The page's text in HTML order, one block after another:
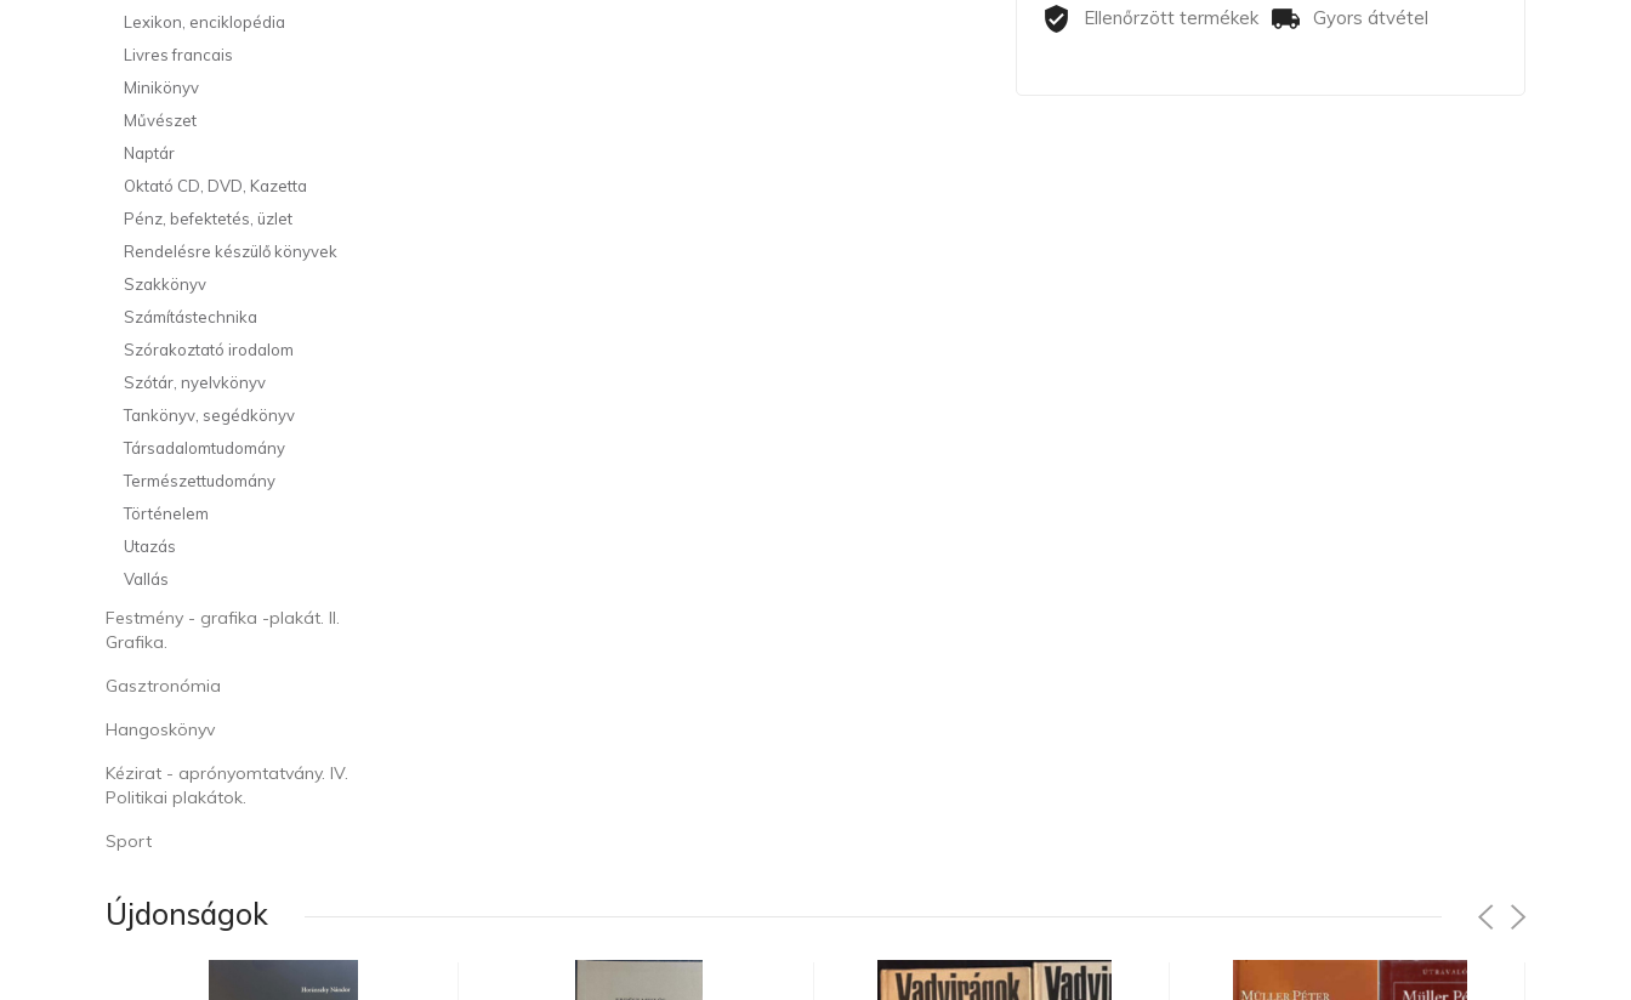
Lexikon, enciklopédia
Livres francais
Minikönyv
Művészet
Naptár
Oktató CD, DVD, Kazetta
Pénz, befektetés, üzlet
Rendelésre készülő könyvek
Szakkönyv
Számítástechnika
Szórakoztató irodalom
Szótár, nyelvkönyv
Tankönyv, segédkönyv
Társadalomtudomány
Természettudomány
Történelem
Utazás
Vallás
Festmény - grafika -plakát. II.
Grafika.
Gasztronómia
Hangoskönyv
Kézirat - aprónyomtatvány. IV.
Politikai plakátok.
Sport
Ellenőrzött termékek Gyors átvétel
Újdonságok